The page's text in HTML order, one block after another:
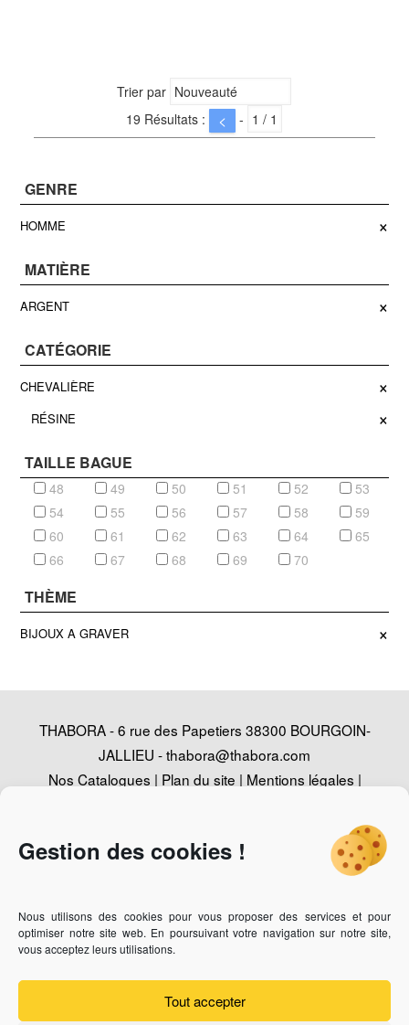
Gestion des cookies !
Nous utilisons des cookies pour vous proposer des services et pour
optimiser notre site web. En poursuivant votre navigation sur notre site,
vous acceptez leurs utilisations.
Tout accepter
Trier par
19 Résultats :
< -
GENRE
HOMME ×
MATIÈRE
ARGENT ×
CATÉGORIE
CHEVALIÈRE ×
RÉSINE ×
TAILLE BAGUE
48 49 50 51 52
53
54
55 56 57 58
59
60
61 62 63 64
65
66
67 68 69 70
THÈME
BIJOUX A GRAVER ×
THABORA - 6 rue des Papetiers 38300 BOURGOIN-
JALLIEU -thabora@thabora.com
Nos Catalogues | Plan du site | Mentions légales |
Vous recherchez un revendeur des bijoux Thabora ?Cliquez-
ici
Vous êtes bijoutier professionnel et vous souhaitez devenir